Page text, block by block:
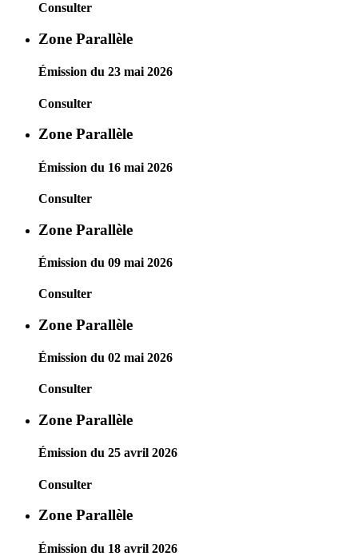
Consulter
Zone Parallèle
Émission du 23 mai 2026
Consulter
Zone Parallèle
Émission du 16 mai 2026
Consulter
Zone Parallèle
Émission du 09 mai 2026
Consulter
Zone Parallèle
Émission du 02 mai 2026
Consulter
Zone Parallèle
Émission du 25 avril 2026
Consulter
Zone Parallèle
Émission du 18 avril 2026